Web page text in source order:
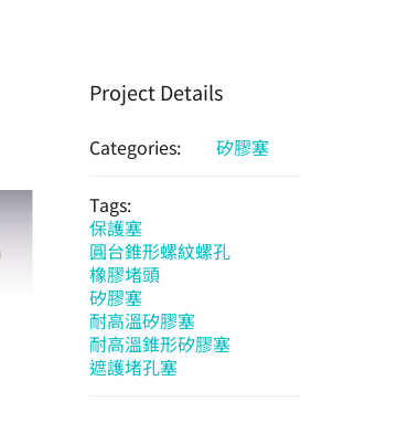
Project Details
Categories: 矽膠塞
Tags:
保護塞
圓台錐形螺紋螺孔
橡膠堵頭
矽膠塞
耐高溫矽膠塞
耐高溫錐形矽膠塞
遮護堵孔塞